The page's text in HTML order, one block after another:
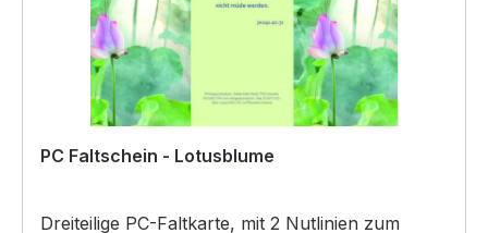
PC Faltschein - Lotusblume
Dreiteilige PC-Faltkarte, mit 2 Nutlinien zum